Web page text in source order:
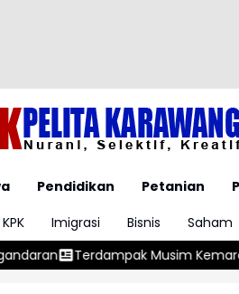
Pendidikan Petanian
KPK Imigrasi Bisnis Saham
Musim Kemarau, Wilayah